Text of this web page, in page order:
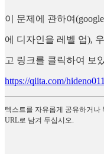
이 문제에 관하여
에 디자인을 레벨 업),
고 링크를 클릭하여 보
https://qiita.com/
텍스트를 자유롭게 공유하거나
URL로 남겨 두십시오.